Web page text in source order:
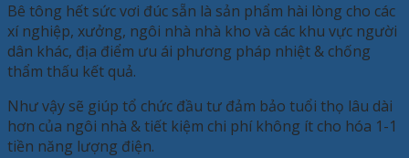
Bê tông hết sức vơi đúc sẵn là sản phẩm hài lòng cho các
xí nghiệp, xưởng, ngôi nhà nhà kho và các khu vực người
dân khác, địa điểm ưu ái phương pháp nhiệt & chống
thẩm thấu kết quả.
Như vậy sẽ giúp tổ chức đầu tư đảm bảo tuổi thọ lâu dài
hơn của ngôi nhà & tiết kiệm chi phí không ít cho hóa 1-1
tiền năng lượng điện.